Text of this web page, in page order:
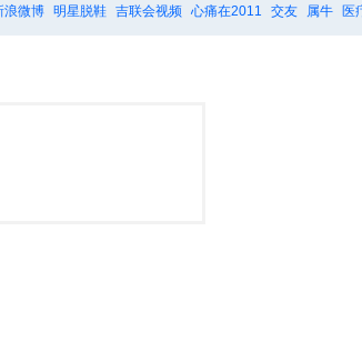
浪微博 明星脱鞋 吉联会视频 心痛在2011 交友 属牛 医